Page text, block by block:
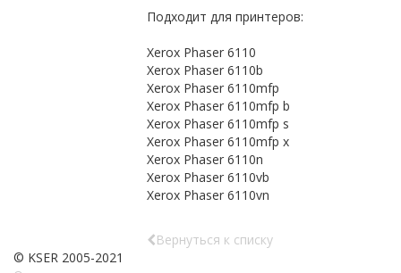
Подходит для принтеров:
Xerox Phaser 6110
Xerox Phaser 6110b
Xerox Phaser 6110mfp
Xerox Phaser 6110mfp b
Xerox Phaser 6110mfp s
Xerox Phaser 6110mfp x
Xerox Phaser 6110n
Xerox Phaser 6110vb
Xerox Phaser 6110vn
Вернуться к списку
© KSER 2005-2021